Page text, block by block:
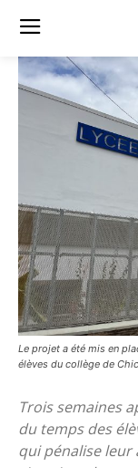
Le projet a été mis en
élèves du collège de
Trois semaines
du temps des
qui pénalise leur